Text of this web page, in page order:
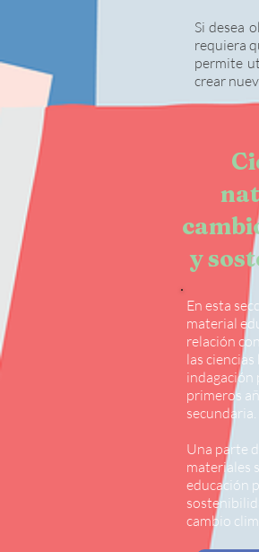
Si desea
requiera
permite
crear
y
En esta
material
relación
las ciencias
indagación
primeros
secundaria.
Una parte
materiales
educación
cambio